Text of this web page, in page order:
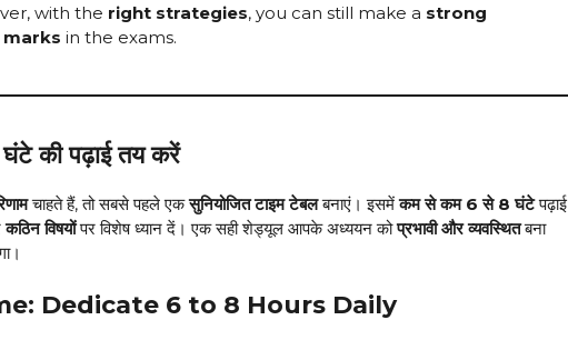
with the right strategies, you can still make a strong
marks in the exams.
की पढ़ाई तय करें
चाहते हैं, तो सबसे पहले एकसुनियोजित टाइम टेबलबनाएं। इसमेंकम से कम 6 से 8 घंटेपढ़ाई
कठिन विषयोंपर विशेष ध्यान दें। एक सही शेड्यूल आपके अध्ययन कोप्रभावी और व्यवस्थितबना
Dedicate 6 to 8 Hours Daily